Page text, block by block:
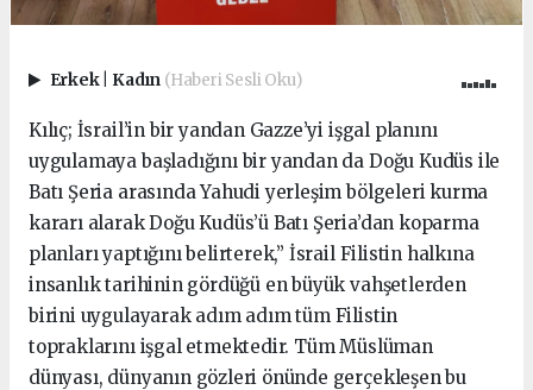
Erkek Kadın (Haberi Sesli Oku)
Kılıç; İsrail’in bir yandan Gazze’yi işgal planını
uygulamaya başladığını bir yandan da Doğu Kudüs ile
Batı Şeria arasında Yahudi yerleşim bölgeleri kurma
kararı alarak Doğu Kudüs’ü Batı Şeria’dan koparma
planları yaptığını belirterek,” İsrail Filistin halkına
insanlık tarihinin gördüğü en büyük vahşetlerden
birini uygulayarak adım adım tüm Filistin
topraklarını işgal etmektedir. Tüm Müslüman
dünyası, dünyanın gözleri önünde gerçekleşen bu